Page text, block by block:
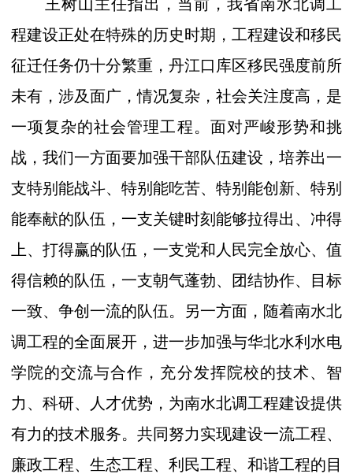
王树山主任指出，当前，我省南水北调工
程建设正处在特殊的历史时期，工程建设和移民
征迁任务仍十分繁重，丹江口库区移民强度前所
未有，涉及面广，情况复杂，社会关注度高，是
一项复杂的社会管理工程。面对严峻形势和挑
战，我们一方面要加强干部队伍建设，培养出一
支特别能战斗、特别能吃苦、特别能创新、特别
能奉献的队伍，一支关键时刻能够拉得出、冲得
上、打得赢的队伍，一支党和人民完全放心、值
得信赖的队伍，一支朝气蓬勃、团结协作、目标
一致、争创一流的队伍。另一方面，随着南水北
调工程的全面展开，进一步加强与华北水利水电
学院的交流与合作，充分发挥院校的技术、智
力、科研、人才优势，为南水北调工程建设提供
有力的技术服务。共同努力实现建设一流工程、
廉政工程、生态工程、利民工程、和谐工程的目